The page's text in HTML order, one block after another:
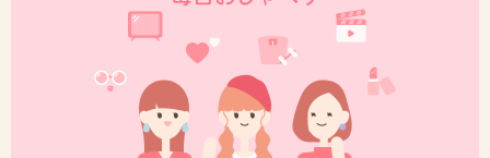
子ども小さくて手がかかるのに私ならキレる。
+12